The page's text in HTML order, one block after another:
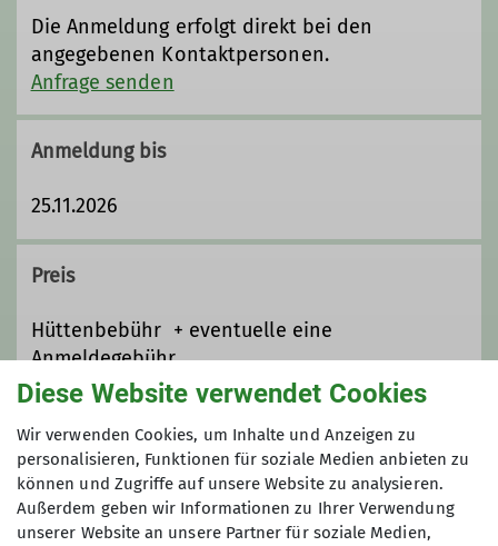
Die Anmeldung erfolgt direkt bei den
angegebenen Kontaktpersonen.
Anfrage senden
Anmeldung bis
25.11.2026
Preis
Hüttenbebühr + eventuelle eine
Anmeldegebühr
Maximale Teilnehmeranzahl
25
Diese Website verwendet Cookies
Wir verwenden Cookies, um Inhalte und Anzeigen zu
personalisieren, Funktionen für soziale Medien anbieten zu
können und Zugriffe auf unsere Website zu analysieren.
Außerdem geben wir Informationen zu Ihrer Verwendung
unserer Website an unsere Partner für soziale Medien,